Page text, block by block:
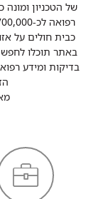
כבית חולים על אזורי עבור 12 בתי חולים
באתר תוכלו לחפש
בדיקות ומידע